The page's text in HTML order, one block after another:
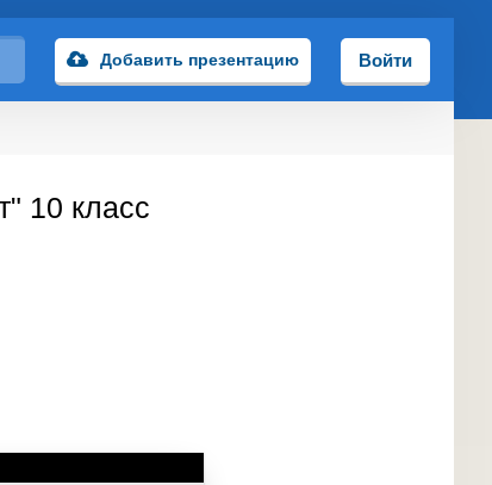
Добавить презентацию Войти
10 класс